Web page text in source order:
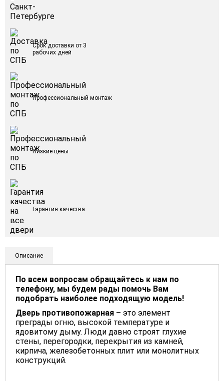
Срок доставки от 3
рабочих дней
Профессиональный монтаж
Низкие цены
Гарантия качества
Описание
По всем вопросам обращайтесь к нам по
телефону, мы будем рады помочь Вам
подобрать наиболее подходящую модель!
Дверь противопожарная – это элемент
преграды огню, высокой температуре и
ядовитому дыму. Люди давно строят глухие
стены, перегородки, перекрытия из камней,
кирпича, железобетонных плит или монолитных
конструкций.